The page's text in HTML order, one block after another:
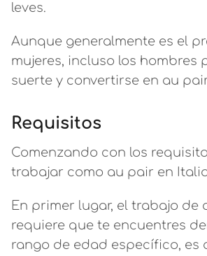
leves.
Aunque generalmente es el
mujeres, incluso los hombres
suerte y convertirse en au
Requisitos
Comenzando con los
trabajar como au pair en
En primer lugar, el trabajo de
requiere que te encuentres
rango de edad específico, es